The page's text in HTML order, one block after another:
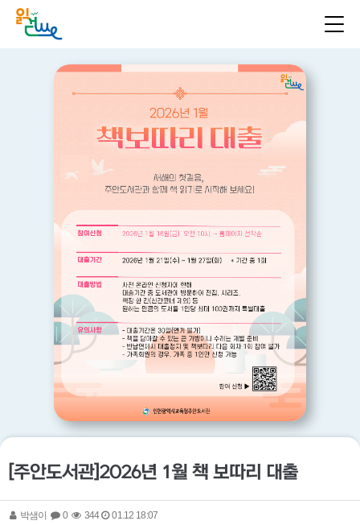
[주안도서관]2026년 1월 책 보따리 대출
박샘이 0 344 01.12 18:07